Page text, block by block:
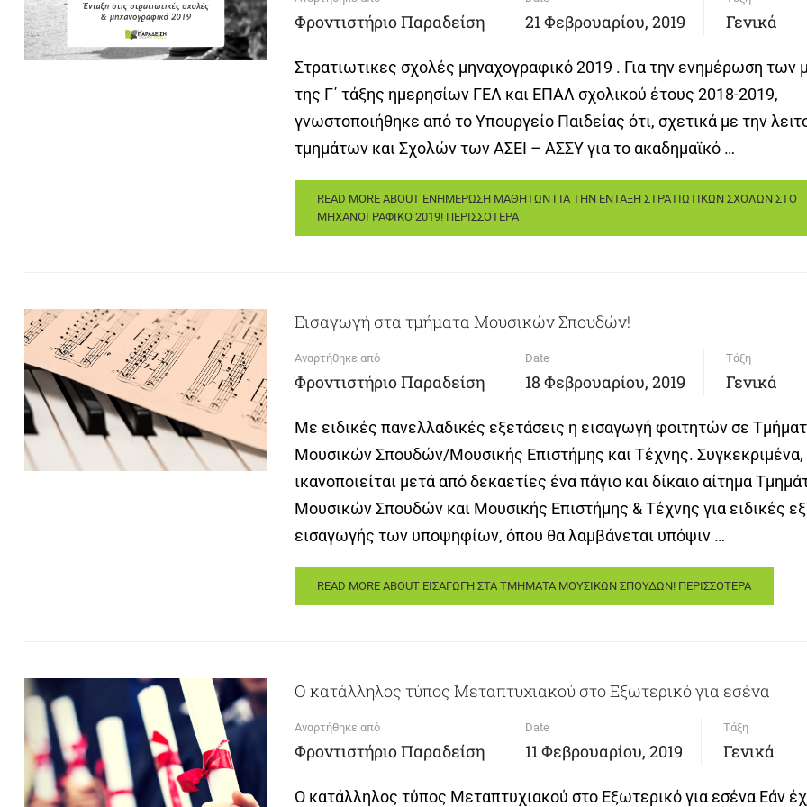
Φροντιστήριο Παραδείση 21 Φεβρουαρίου, 2019 Γενικά
Στρατιωτικες σχολές μηναχογραφικό 2019 . Για την ενημέρωση των
της Γ΄ τάξης ημερησίων ΓΕΛ και ΕΠΑΛ σχολικού έτους 2018-2019,
γνωστοποιήθηκε από το Υπουργείο Παιδείας ότι, σχετικά με την
τμημάτων και Σχολών των ΑΣΕΙ – ΑΣΣΥ για το ακαδημαϊκό …
READ MORE ABOUT ΕΝΗΜΕΡΩΣΗ ΜΑΘΗΤΩΝ ΓΙΑ ΤΗΝ ΕΝΤΑΞΗ ΣΤΡΑΤΙΩΤΙΚΩΝ ΣΧΟΛΩΝ ΣΤΟ
ΜΗΧΑΝΟΓΡΑΦΙΚΟ 2019! ΠΕΡΙΣΣΟΤΕΡΑ
Εισαγωγή στα τμήματα Μουσικών Σπουδών!
Αναρτήθηκε από
Φροντιστήριο Παραδείση
Date
18 Φεβρουαρίου, 2019
Τάξη
Γενικά
Με ειδικές πανελλαδικές εξετάσεις η εισαγωγή φοιτητών σε
Μουσικών Σπουδών/Μουσικής Επιστήμης και Τέχνης. Συγκεκριμένα,
ικανοποιείται μετά από δεκαετίες ένα πάγιο και δίκαιο αίτημα
Μουσικών Σπουδών και Μουσικής Επιστήμης & Τέχνης για ειδικές
εισαγωγής των υποψηφίων, όπου θα λαμβάνεται υπόψιν …
READ MORE ABOUT ΕΙΣΑΓΩΓΗ ΣΤΑ ΤΜΗΜΑΤΑ ΜΟΥΣΙΚΩΝ ΣΠΟΥΔΩΝ! ΠΕΡΙΣΣΟΤΕΡΑ
O κατάλληλος τύπος Μεταπτυχιακού στο Εξωτερικό για εσένα
Αναρτήθηκε από
Φροντιστήριο Παραδείση
Date
11 Φεβρουαρίου, 2019
Τάξη
Γενικά
O κατάλληλος τύπος Μεταπτυχιακού στο Εξωτερικό για εσένα Εάν